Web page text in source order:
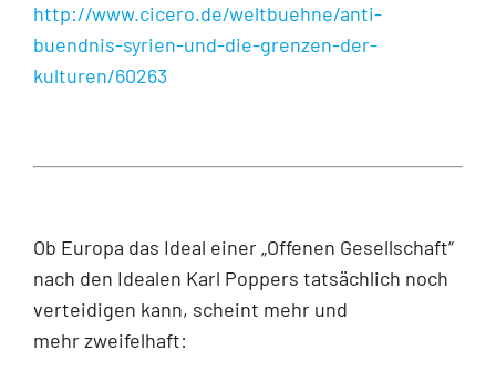
http://www.cicero.de/weltbuehne/anti-
buendnis-syrien-und-die-grenzen-der-
kulturen/60263
Ob Europa das Ideal einer „Offenen Gesellschaft“
nach den Idealen Karl Poppers tatsächlich noch
verteidigen kann, scheint mehr und
mehr zweifelhaft: